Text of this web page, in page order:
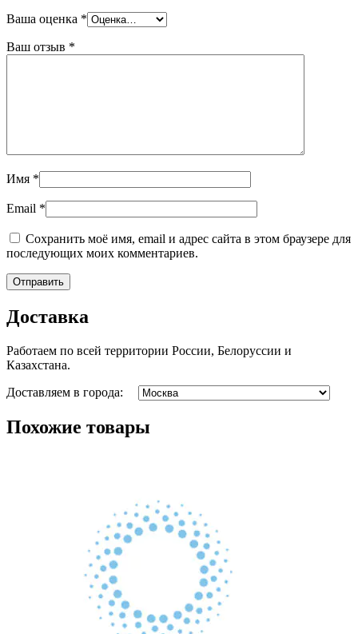
Ваша оценка *
Ваш отзыв *
Имя *
Email *
Сохранить моё имя, email и адрес сайта в этом браузере для
последующих моих комментариев.
Доставка
Работаем по всей территории России, Белоруссии и
Казахстана.
Доставляем в города:
Похожие товары